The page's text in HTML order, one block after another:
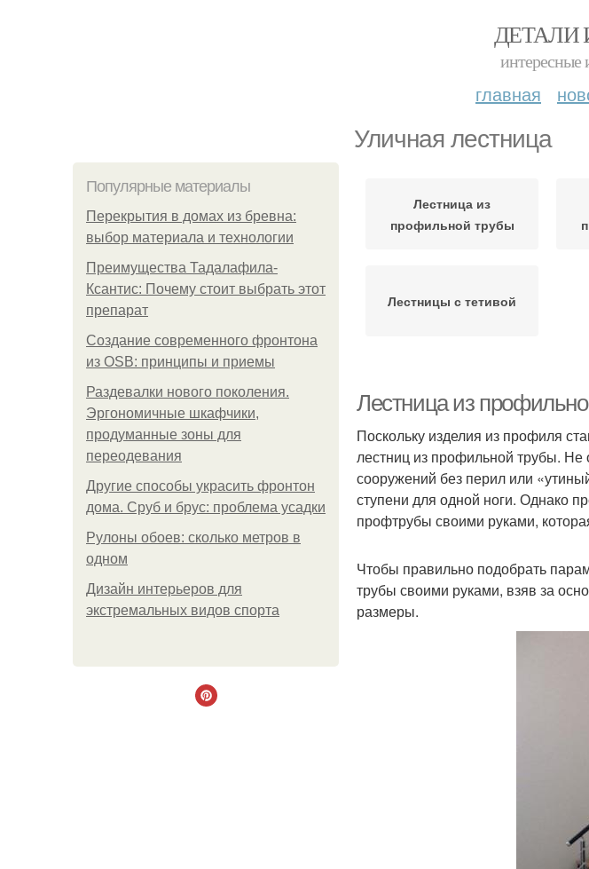
ДЕТАЛИ
интересные
главная
Уличная лестница
Популярные материалы
Перекрытия в домах из бревна:
выбор материала и технологии
Преимущества Тадалафила-
Ксантис: Почему стоит выбрать этот
препарат
Создание современного фронтона
из OSB: принципы и приемы
Раздевалки нового поколения.
Эргономичные шкафчики,
продуманные зоны для
переодевания
Другие способы украсить фронтон
дома. Сруб и брус: проблема усадки
Рулоны обоев: сколько метров в
одном
Дизайн интерьеров для
экстремальных видов спорта
Лестница из
профильной трубы
Лестницы с тетивой
Лестница из
Поскольку изделия из профиля
лестниц из профильной трубы.
сооружений без перил или
ступени для одной ноги. Однако
профтрубы своими руками,
Чтобы правильно подобрать
трубы своими руками, взяв за
размеры.